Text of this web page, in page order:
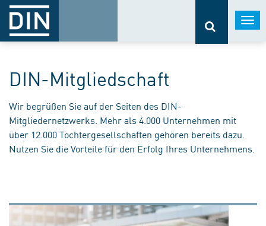
DIN-Mitgliedschaft
Wir begrüßen Sie auf der Seiten des DIN-
Mitgliedernetzwerks. Mehr als 4.000 Unternehmen mit
über 12.000 Tochtergesellschaften gehören bereits dazu.
Nutzen Sie die Vorteile für den Erfolg Ihres Unternehmens.